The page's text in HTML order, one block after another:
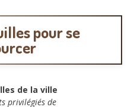
pour se
de la ville
privilégiés de